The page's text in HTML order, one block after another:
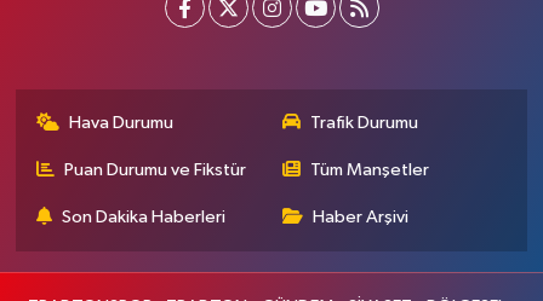
Hava Durumu Trafik Durumu
Puan Durumu ve Fikstür Tüm Manşetler
Son Dakika Haberleri Haber Arşivi